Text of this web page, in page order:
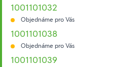
1001101032
Objednáme pro Vás
1001101038
Objednáme pro Vás
1001101039